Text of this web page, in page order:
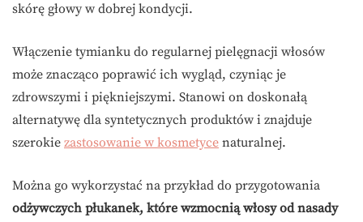
skórę głowy w dobrej kondycji.
Włączenie tymianku do regularnej pielęgnacji włosów
może znacząco poprawić ich wygląd, czyniąc je
zdrowszymi i piękniejszymi. Stanowi on doskonałą
alternatywę dla syntetycznych produktów i znajduje
szerokie zastosowanie w kosmetyce naturalnej.
Można go wykorzystać na przykład do przygotowania
odżywczych płukanek, które wzmocnią włosy od nasady